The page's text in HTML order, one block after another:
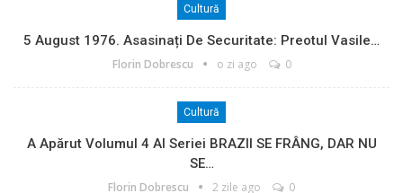
Cultură
5 August 1976. Asasinați De Securitate: Preotul Vasile…
Florin Dobrescu o zi ago 0
Cultură
A Apărut Volumul 4 Al Seriei BRAZII SE FRÂNG, DAR NU
SE…
Florin Dobrescu 2 zile ago 0